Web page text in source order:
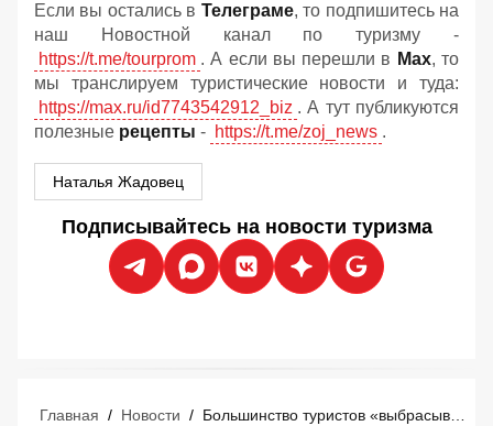
Если вы остались в Телеграме, то подпишитесь на
наш Новостной канал по туризму -
https://t.me/tourprom . А если вы перешли в Мах, то
мы транслируем туристические новости и туда:
https://max.ru/id7743542912_biz . А тут публикуются
полезные рецепты - https://t.me/zoj_news .
Наталья Жадовец
Подписывайтесь на новости туризма
Главная / Новости / Большинство туристов «выбрасывают деньги в мусорное ведро» перед отпуском